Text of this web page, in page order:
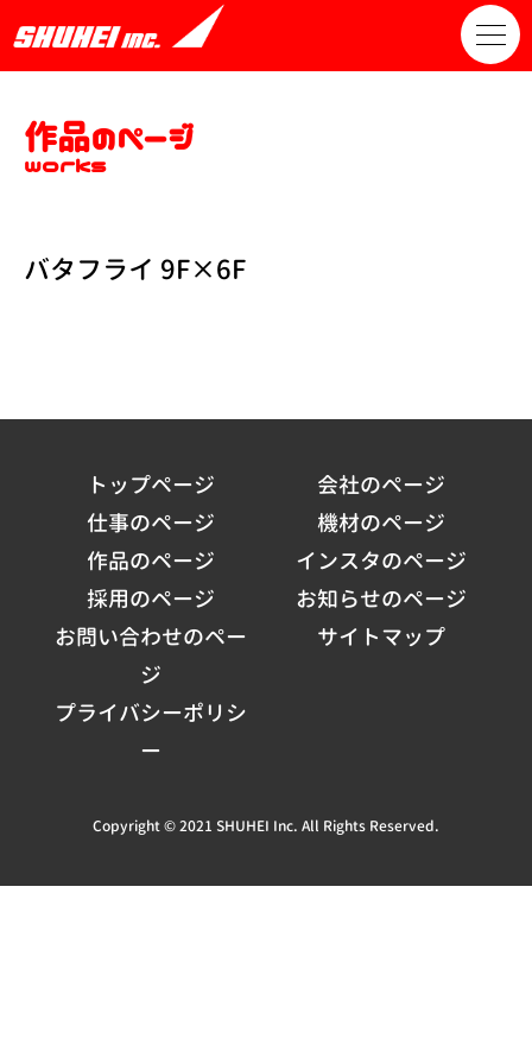
作品のページ
works
バタフライ 9F×6F
トップページ
会社のページ
仕事のページ
機材のページ
作品のページ
インスタのページ
採用のページ
お知らせのページ
お問い合わせのペー
ジ
サイトマップ
プライバシーポリシ
ー
Copyright © 2021 SHUHEI Inc. All Rights Reserved.